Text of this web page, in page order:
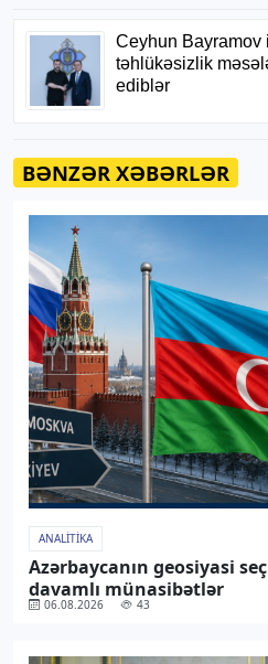
BƏNZƏR XƏBƏRLƏR
ANALITIKA
Azərbaycanın geosiyasi
davamlı münasibətlər
06.08.2026 43